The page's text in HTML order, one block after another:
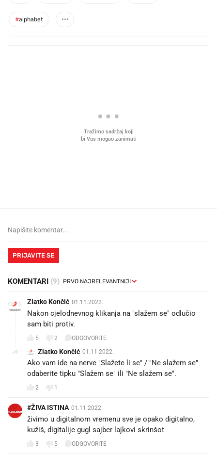
#alphabet
PRIJAVITE SE
KOMENTARI (9)
Zlatko Končić 01.11.2022.
Nakon cjelodnevnog klikanja na "slažem se" odlučio
sam biti protiv.
5 2 ODGOVORITE
Zlatko Končić 01.11.2022.
Ako vam ide na nerve "Slažete li se" / "Ne slažem se"
odaberite tipku "Slažem se" ili "Ne slažem se".
2 1
#ŽIVA ISTINA 01.11.2022.
živimo u digitalnom vremenu sve je opako digitalno,
kužiš, digitalije gugl sajber lajkovi skrinšot
3 5 ODGOVORITE